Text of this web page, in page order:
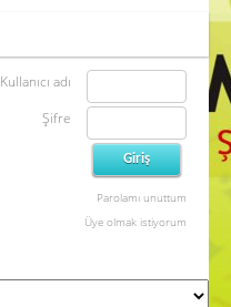
Kullanıcı adı
Şifre
Parolamı unuttum
Üye olmak istiyorum